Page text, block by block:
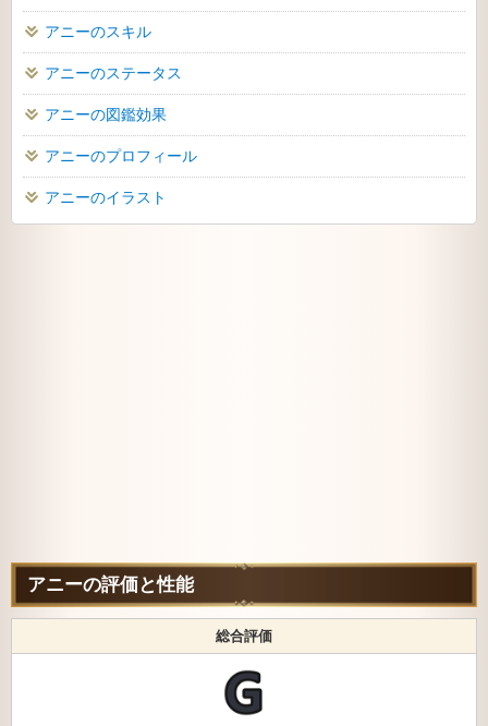
アニーのスキル
アニーのステータス
アニーの図鑑効果
アニーのプロフィール
アニーのイラスト
アニーの評価と性能
総合評価